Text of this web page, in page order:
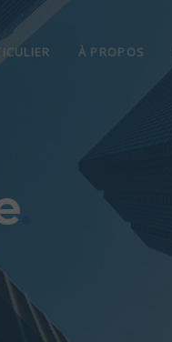
À PROPOS